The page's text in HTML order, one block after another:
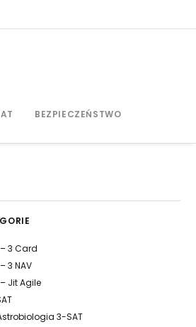
BEZPIECZEŃSTWO
3 Card
3 NAV
Jit Agile
3-SAT